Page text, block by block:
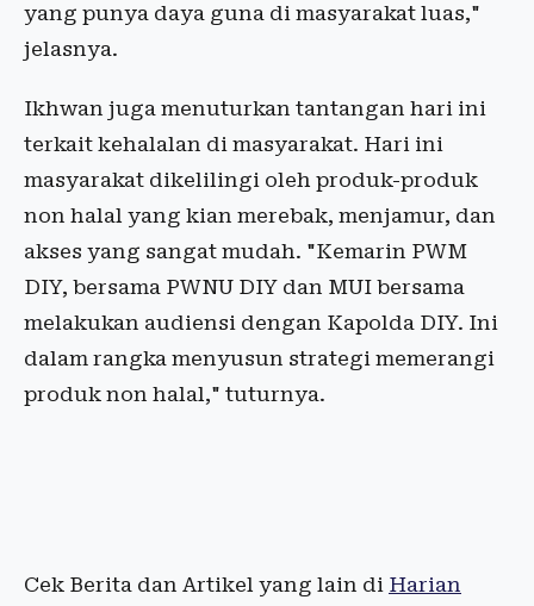
yang punya daya guna di masyarakat luas,"
jelasnya.
Ikhwan juga menuturkan tantangan hari ini
terkait kehalalan di masyarakat. Hari ini
masyarakat dikelilingi oleh produk-produk
non halal yang kian merebak, menjamur, dan
akses yang sangat mudah. "Kemarin PWM
DIY, bersama PWNU DIY dan MUI bersama
melakukan audiensi dengan Kapolda DIY. Ini
dalam rangka menyusun strategi memerangi
produk non halal," tuturnya.
Cek Berita dan Artikel yang lain di Harian